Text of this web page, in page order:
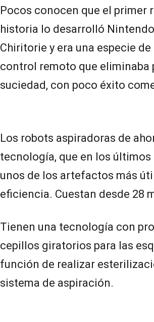
Pocos conocen que el primer
historia lo desarrolló
Chiritorie y era una especie
control remoto que eliminaba
suciedad, con poco éxito
Los robots aspiradoras de
tecnología, que en los
unos de los artefactos más
eficiencia. Cuestan desde 28
Tienen una tecnología con
cepillos giratorios para las
función de realizar
sistema de aspiración.